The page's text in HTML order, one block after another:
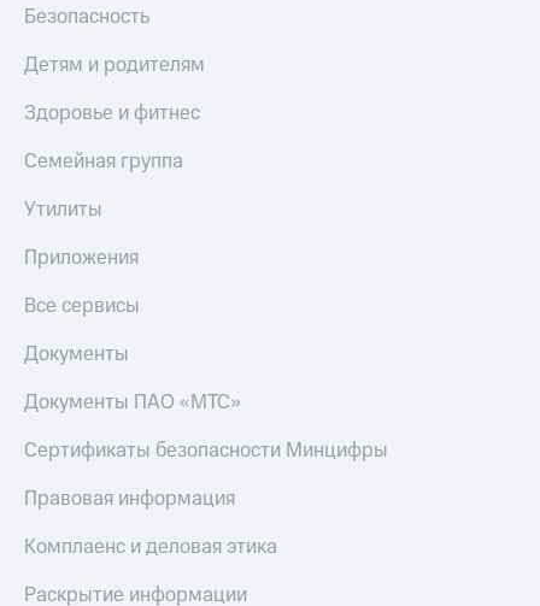
Безопасность
Детям и родителям
Здоровье и фитнес
Семейная группа
Утилиты
Приложения
Все сервисы
Документы
Документы ПАО «МТС»
Сертификаты безопасности Минцифры
Правовая информация
Комплаенс и деловая этика
Раскрытие информации